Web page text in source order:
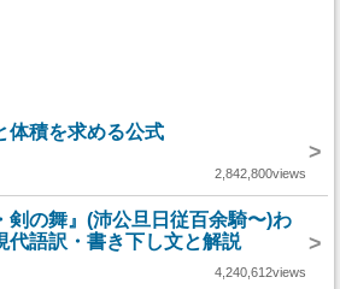
体積を求める公式
>
2,842,800views
剣の舞』(沛公旦日従百余騎〜)わ
代語訳・書き下し文と解説
>
4,240,612views